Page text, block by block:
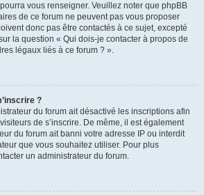
vous renseigner. Veuillez noter que phpBB
de ce forum ne peuvent pas vous proposer
donc pas être contactés à ce sujet, excepté
la question « Qui dois-je contacter à propos de
légaux liés à ce forum ? ».
?
du forum ait désactivé les inscriptions afin
de s’inscrire. De même, il est également
du forum ait banni votre adresse IP ou interdit
que vous souhaitez utiliser. Pour plus
un administrateur du forum.